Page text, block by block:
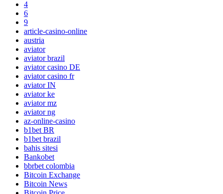
4
6
9
article-casino-online
austria
aviator
aviator brazil
aviator casino DE
aviator casino fr
aviator IN
aviator ke
aviator mz
aviator ng
az-online-casino
b1bet BR
b1bet brazil
bahis sitesi
Bankobet
bbrbet colombia
Bitcoin Exchange
Bitcoin News